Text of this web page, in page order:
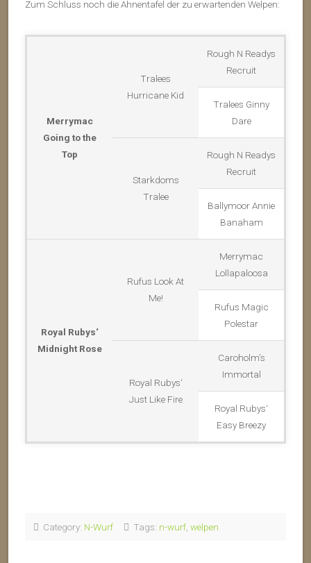
Zum Schluss noch die Ahnentafel der zu erwartenden Welpen:
Merrymac
Going to the
Top
Tralees
Hurricane Kid
Rough N Readys
Recruit
Tralees Ginny
Dare
Starkdoms
Tralee
Rough N Readys
Recruit
Ballymoor Annie
Banaham
Royal Rubys‘
Midnight Rose
Rufus Look At
Me!
Merrymac
Lollapaloosa
Rufus Magic
Polestar
Royal Rubys‘
Just Like Fire
Caroholm’s
Immortal
Royal Rubys‘
Easy Breezy
Category: N-Wurf Tags: n-wurf welpen